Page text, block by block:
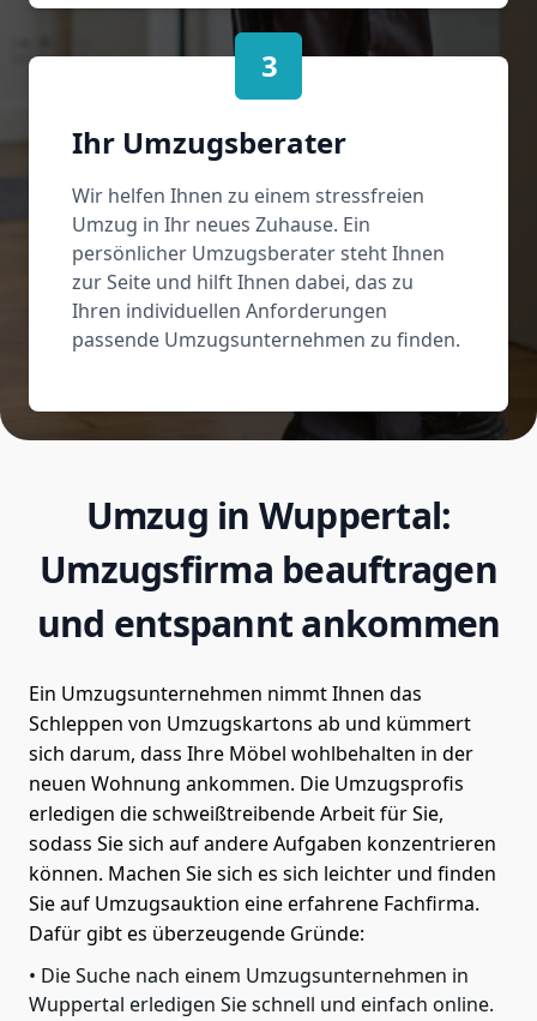
3
Ihr Umzugsberater
Wir helfen Ihnen zu einem stressfreien
Umzug in Ihr neues Zuhause. Ein
persönlicher Umzugsberater steht Ihnen
zur Seite und hilft Ihnen dabei, das zu
Ihren individuellen Anforderungen
passende Umzugsunternehmen zu finden.
Umzug in Wuppertal:
Umzugsfirma beauftragen
und entspannt ankommen
Ein Umzugsunternehmen nimmt Ihnen das
Schleppen von Umzugskartons ab und kümmert
sich darum, dass Ihre Möbel wohlbehalten in der
neuen Wohnung ankommen. Die Umzugsprofis
erledigen die schweißtreibende Arbeit für Sie,
sodass Sie sich auf andere Aufgaben konzentrieren
können. Machen Sie sich es sich leichter und finden
Sie auf Umzugsauktion eine erfahrene Fachfirma.
Dafür gibt es überzeugende Gründe:
Die Suche nach einem Umzugsunternehmen in
Wuppertal erledigen Sie schnell und einfach online.